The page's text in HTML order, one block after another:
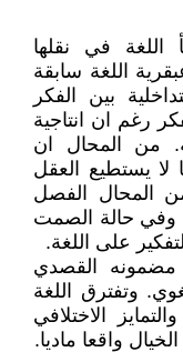
في نقلها
اللغة سابقة
بين الفكر
رغم ان انتاجية
من المحال ان
لا يستطيع العقل
من المحال الفصل
وفي حالة الصمت
على اللغة.
مضمونه القصدي
وتفترق اللغة
الاختلافي
واقعا ماديا.